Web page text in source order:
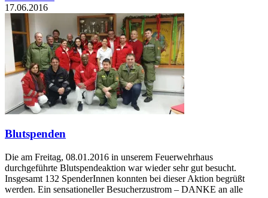
17.06.2016
Blutspenden
Die am Freitag, 08.01.2016 in unserem Feuerwehrhaus
durchgeführte Blutspendeaktion war wieder sehr gut besucht.
Insgesamt 132 SpenderInnen konnten bei dieser Aktion begrüßt
werden. Ein sensationeller Besucherzustrom – DANKE an alle